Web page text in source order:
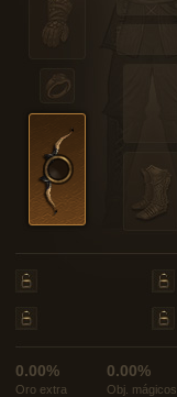
0.00%
Oro extra
0.00%
Obj. mágicos